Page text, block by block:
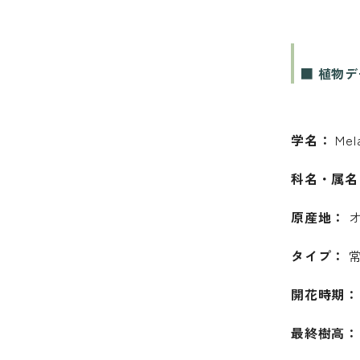
■ 植物
学名：
科名・属
原産地：
タイプ：
開花時期：
最終樹高：